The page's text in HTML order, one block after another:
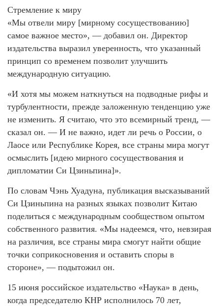
Стремление к миру
«Мы отвели миру [мирному сосуществованию]
самое важное место», — добавил он. Директор
издательства выразил уверенность, что указанный
принцип со временем позволит улучшить
международную ситуацию.
«И хотя мы можем наткнуться на подводные рифы и
турбулентности, прежде заложенную тенденцию уже
не изменить. Я считаю, что это всемирный тренд, —
сказал он. — И не важно, идет ли речь о России, о
Лаосе или Республике Корея, все страны мира могут
осмыслить [идею мирного сосуществования и
дипломатии Си Цзиньпина]».
По словам Чэнь Хуадуна, публикация высказываний
Си Цзиньпина на разных языках позволит Китаю
поделиться с международным сообществом опытом
собственного развития. «Мы надеемся, что, невзирая
на различия, все страны мира смогут найти общие
точки соприкосновения и оставить споры в
стороне», — подытожил он.
15 июня российское издательство «Наука» в день,
когда председателю КНР исполнилось 70 лет,